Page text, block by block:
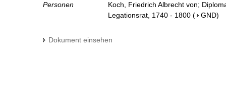
Personen
Koch, Friedrich Albrecht von;
Legationsrat, 1740 - 1800 ( GND)
Dokument einsehen